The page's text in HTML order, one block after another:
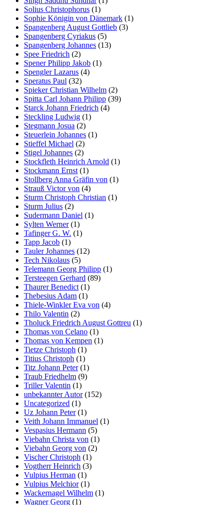
Solius Christophorus (1)
Sophie Königin von Dänemark (1)
Spangenberg August Gottlieb (3)
Spangenberg Cyriakus (5)
Spangenberg Johannes (13)
Spee Friedrich (2)
Spener Philipp Jakob (1)
Spengler Lazarus (4)
Speratus Paul (32)
Spieker Christian Wilhelm (2)
Spitta Carl Johann Philipp (39)
Starck Johann Friedrich (4)
Steckling Ludwig (1)
Stegmann Josua (2)
Steuerlein Johannes (1)
Stieffel Michael (2)
Stigel Johannes (2)
Stockfleth Heinrich Arnold (1)
Stockmann Ernst (1)
Stollberg Anna Gräfin von (1)
Strauß Victor von (4)
Sturm Christoph Christian (1)
Sturm Julius (2)
Sudermann Daniel (1)
Sylten Werner(1)
Tafinger G. W. (1)
Tapp Jacob (1)
Tauler Johannes (12)
Tech Nikolaus (5)
Telemann Georg Philipp (1)
Tersteegen Gerhard (89)
Thaurer Benedict (1)
Thebesius Adam (1)
Thiele-Winkler Eva von (4)
Thilo Valentin (2)
Tholuck Friedrich August Gottreu (1)
Thomas von Celano (1)
Thomas von Kempen (1)
Tietze Christoph (1)
Titius Christoph (1)
Titz Johann Peter(1)
Traub Friedhelm (9)
Triller Valentin (1)
unbekannter Autor(152)
Uncategorized (1)
Uz Johann Peter(1)
Veith Johann Immanuel (1)
Vespasius Hermann (5)
Viebahn Christa von (1)
Viebahn Georg von (2)
Vischer Christoph (1)
Vogtherr Heinrich (3)
Vulpius Herman (1)
Vulpius Melchior(1)
Wackernagel Wilhelm (1)
Wagner Georg (1)